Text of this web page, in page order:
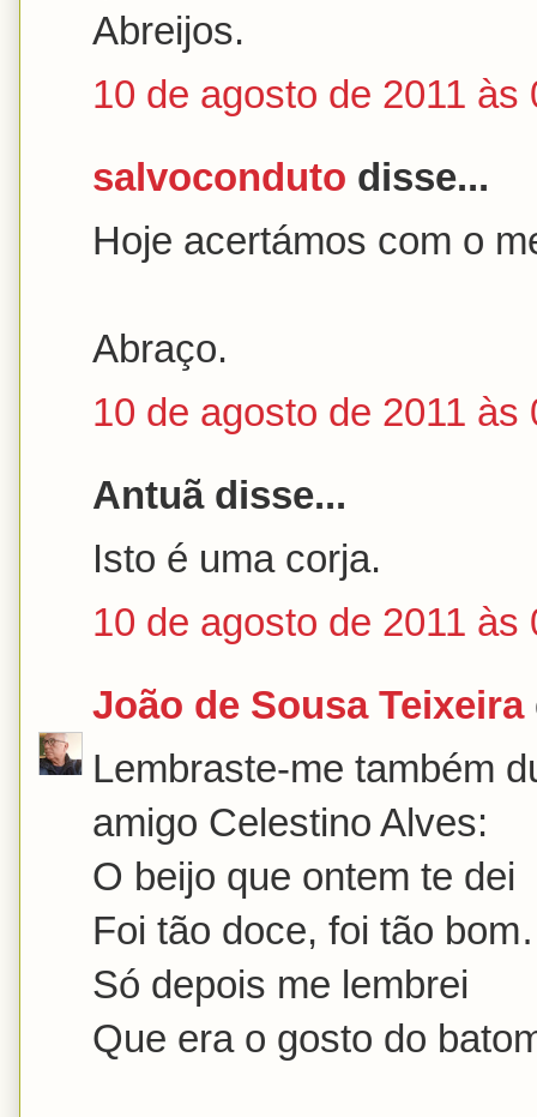
Abreijos.
10 de agosto de 2011 às
salvoconduto disse...
Hoje acertámos com o
Abraço.
10 de agosto de 2011 às
Antuã disse...
Isto é uma corja.
10 de agosto de 2011 às
João de Sousa Teixeira
Lembraste-me também
amigo Celestino Alves:
O beijo que ontem te dei
Foi tão doce, foi tão
Só depois me lembrei
Que era o gosto do